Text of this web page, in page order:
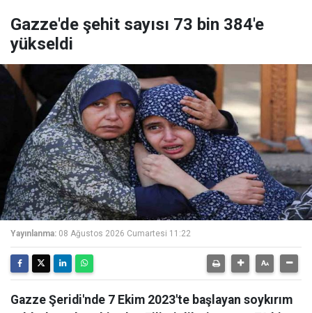
Gazze'de şehit sayısı 73 bin 384'e
yükseldi
Yayınlanma: 08 Ağustos 2026 Cumartesi 11:22
Gazze Şeridi'nde 7 Ekim 2023'te başlayan soykırım